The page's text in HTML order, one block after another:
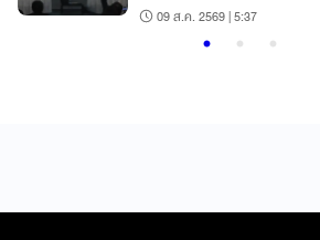
09 ส.ค. 2569 | 5:37